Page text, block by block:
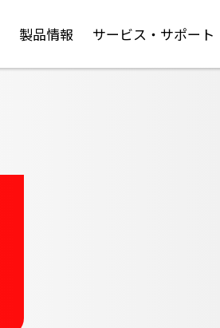
製品情報 サービス・サポート